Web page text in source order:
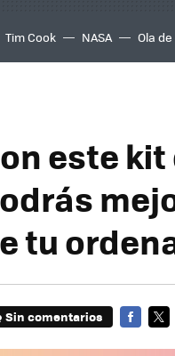
Tim Cook NASA Ola
este
tu
Sin comentarios